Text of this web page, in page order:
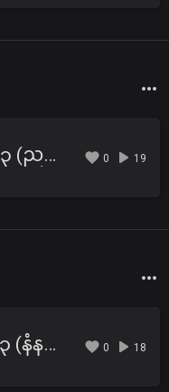
12 - ၁၈-၄-၁၉၉၃ (ညနေ) ဒါရုက္ခန္ဓောပမသုတ် 0 19
03 - ၁၄-၄-၁၉၉၃ (နံနက်) ပဋိစ္စသမုပ္ပါဒ်နှင့် ကမ္မဘဝရှင်းတမ်းတရား 0 18